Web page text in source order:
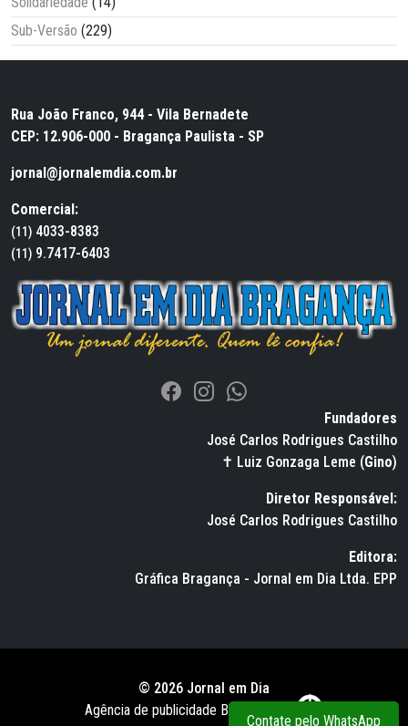
Sub-Versão (229)
Rua João Franco, 944 - Vila Bernadete
CEP: 12.906-000 - Bragança Paulista - SP
jornal@jornalemdia.com.br
Comercial:
(11) 4033-8383
(11) 9.7417-6403
Fundadores
José Carlos Rodrigues Castilho
✝ Luiz Gonzaga Leme (Gino)
Diretor Responsável:
José Carlos Rodrigues Castilho
Editora:
Gráfica Bragança - Jornal em Dia Ltda. EPP
© 2026 Jornal em Dia
Agência de publicidade BWS RUSSO
Contate pelo WhatsApp